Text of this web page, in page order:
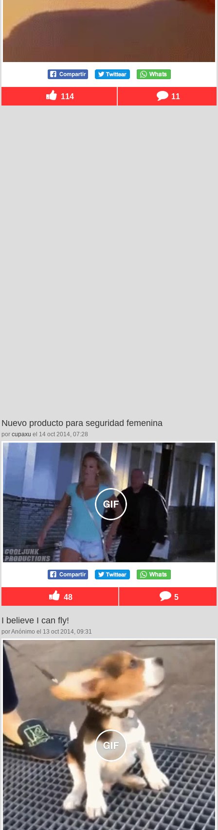
114 11
Nuevo producto para seguridad femenina
por cupaxu el 14 oct 2014, 07:28
48 5
I believe I can fly!
por Anónimo el 13 oct 2014, 09:31